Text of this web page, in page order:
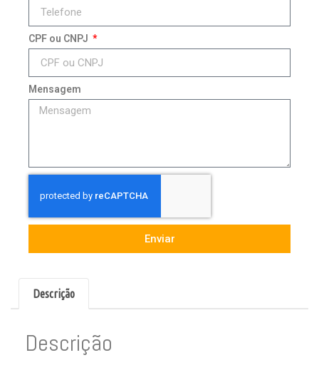
CPF ou CNPJ
Mensagem
Enviar
Descrição
Descrição